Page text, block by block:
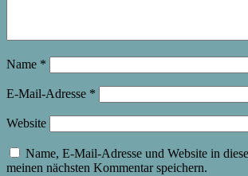
Name *
E-Mail-Adresse *
Website
Name, E-Mail-Adresse und Website in
meinen nächsten Kommentar speichern.